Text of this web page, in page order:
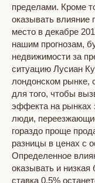
пределами. Кроме
оказывать влияние
место в декабре
нашим прогнозам,
недвижимости за
ситуацию Лусиан
лондонском рынке,
для того, чтобы
эффекта на рынках
люди,
гораздо проще
разницы в ценах с
Определенное
оказывать и низкая
ставка 0,5%